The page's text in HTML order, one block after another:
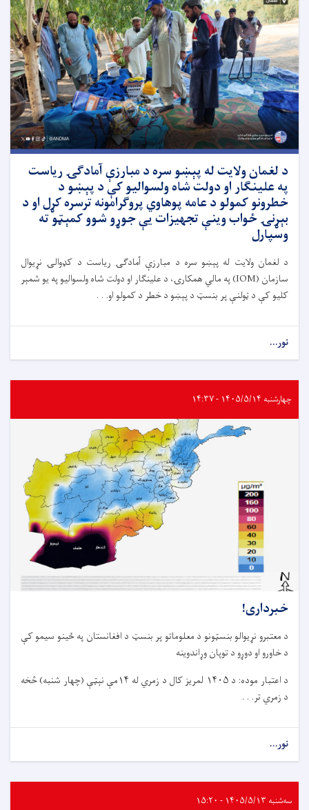
د لغمان ولایت له پېښو سره د مبارزې آمادګۍ ریاست
په علینګار او دولت شاه ولسوالیو کې د پېښو د
خطرونو کمولو د عامه پوهاوي پروګرامونه ترسره کړل او د
بېړنۍ ځواب وینې تجهیزات یې جوړو شوو کمېټو ته
وسپارل
د لغمان ولایت له پېښو سره د مبارزې آمادګۍ ریاست د کډوالۍ نړیوال
سازمان (IOM) په مالي همکارۍ، د علینګار او دولت شاه ولسوالیو په یو شمېر
کلیو کې د ټولنې پر بنسټ د پېښو د خطر د کمولو او. . .
نور...
چهارشنبه ۱۴۰۵/۵/۱۴ - ۱۴:۳۷
خبرداری!
د معتبرو نړیوالو بنسټونو د معلوماتو پر بنسټ د افغانستان په ځینو سیمو کې
د خاورو او دوړو د توپان وړاندوینه
د اعتبار موده: د ۱۴۰۵ لمریز کال د زمري له ۱۴مې نېټې (چهار شنبه) څخه
د زمري تر. . .
نور...
سه‌شنبه ۱۴۰۵/۵/۱۳ - ۱۵:۲۰